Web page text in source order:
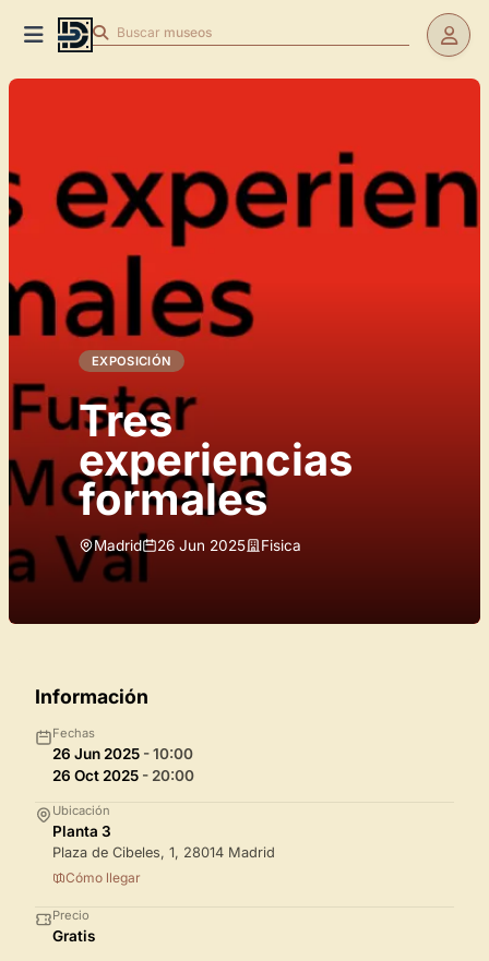
Buscar museos
EXPOSICIÓN
Tres
experiencias
formales
Madrid 26 Jun 2025 Fisica
Información
Fechas
26 Jun 2025 - 10:00
26 Oct 2025 - 20:00
Ubicación
Planta 3
Plaza de Cibeles, 1, 28014 Madrid
Cómo llegar
Precio
Gratis